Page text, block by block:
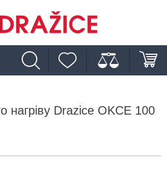
нагріву Drazice OKCE 100